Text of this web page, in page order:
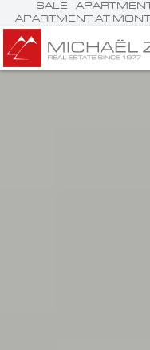
SALE -
APARTMENT AT